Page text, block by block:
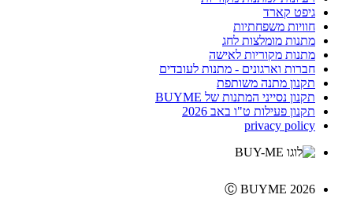
גיפט קארד
חוויות משפחתיות
מתנות מומלצות לחג
מתנות מקוריות לאישה
חברות וארגונים - מתנות לעובדים
תקנון מתנה משותפת
תקנון נסייני המתנות של BUYME
תקנון פעילות ט"ו באב 2026
privacy policy
Ⓒ BUYME 2026